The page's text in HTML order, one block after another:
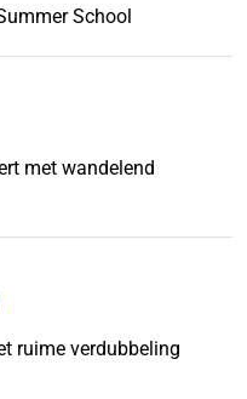
School
met wandelend
ruime verdubbeling